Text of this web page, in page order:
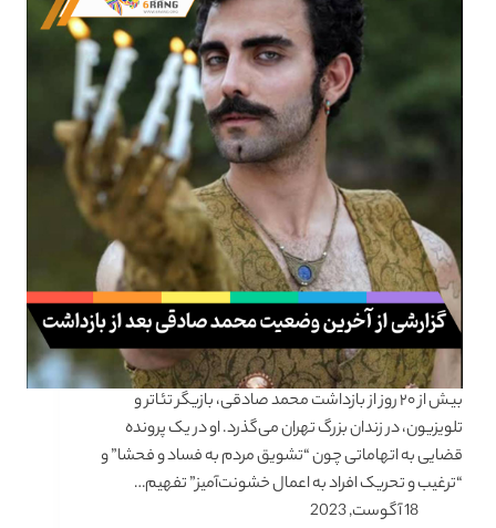
بیش از ۲۰ روز از بازداشت محمد صادقی، بازیگر تئاتر و
تلویزیون، در زندان بزرگ تهران می‌گذرد. او در یک پرونده
قضایی به اتهاماتی چون “تشویق مردم به فساد و فحشا” و
“ترغیب و تحریک افراد به اعمال خشونت‌آمیز” تفهیم…
18 آگوست, 2023